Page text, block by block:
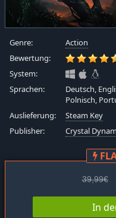
Genre:
Action
Bewertung:
System:
Sprachen:
Deutsch,
Polnisch,
Auslieferung:
Steam Key
Publisher:
Crystal
39,99€
In